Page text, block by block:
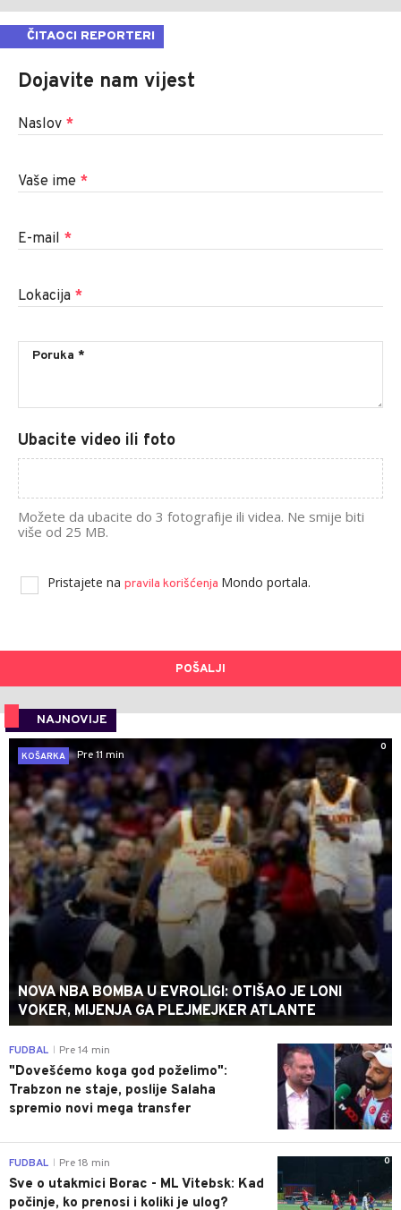
ČITAOCI REPORTERI
Dojavite nam vijest
Naslov *
Vaše ime *
E-mail *
Lokacija *
Ubacite video ili foto
Možete da ubacite do 3 fotografije ili videa. Ne smije biti
više od 25 MB.
Pristajete na pravila korišćenja Mondo portala.
POŠALJI
NAJNOVIJE
0
KOŠARKA
Pre 11 min
NOVA NBA BOMBA U EVROLIGI: OTIŠAO JE LONI
VOKER, MIJENJA GA PLEJMEJKER ATLANTE
0
FUDBAL Pre 14 min
"Dovešćemo koga god poželimo":
Trabzon ne staje, poslije Salaha
spremio novi mega transfer
0
FUDBAL Pre 18 min
Sve o utakmici Borac - ML Vitebsk: Kad
počinje, ko prenosi i koliki je ulog?